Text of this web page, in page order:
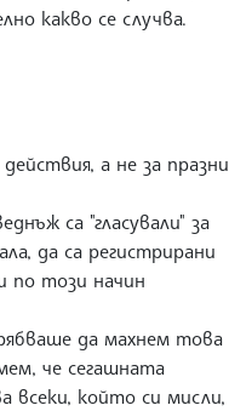
какво се случва.
а не за празни
са "гласували" за
да са регистрирани
по този начин
да махнем това
че сегашната
всеки, който си мисли,